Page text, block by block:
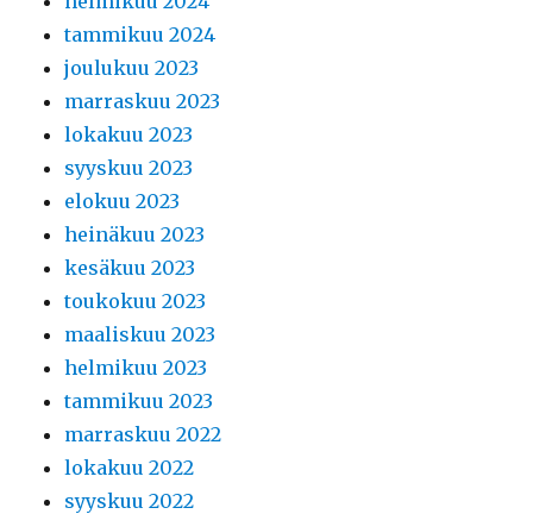
tammikuu 2024
joulukuu 2023
marraskuu 2023
lokakuu 2023
syyskuu 2023
elokuu 2023
heinäkuu 2023
kesäkuu 2023
toukokuu 2023
maaliskuu 2023
helmikuu 2023
tammikuu 2023
marraskuu 2022
lokakuu 2022
syyskuu 2022